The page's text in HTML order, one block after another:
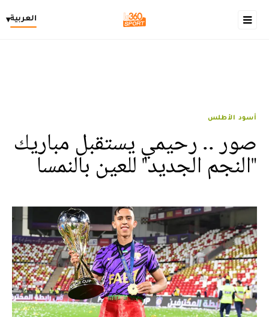
العربية▾
أسود الأطلس
صور .. رحيمي يستقبل مباريك
"النجم الجديد" للعين بالنمسا